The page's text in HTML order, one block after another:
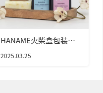
HANAME火柴盒包装设
2025.03.25